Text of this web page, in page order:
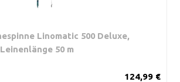
Linomatic 500 Deluxe,
50 m
124,99 €